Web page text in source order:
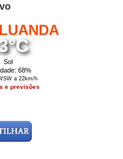
Sol
68%
a 22km/h
e previsões